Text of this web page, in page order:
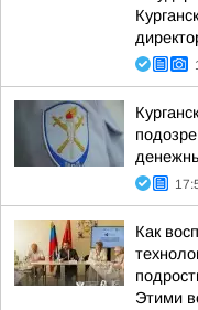
Как
Этими